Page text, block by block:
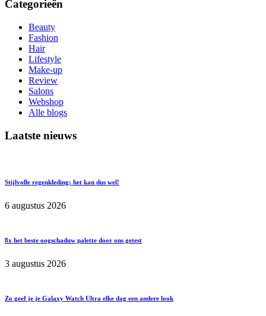
Categorieën
Beauty
Fashion
Hair
Lifestyle
Make-up
Review
Salons
Webshop
Alle blogs
Laatste nieuws
Stijlvolle regenkleding; het kan dus wel!
6 augustus 2026
8x het beste oogschaduw palette door ons getest
3 augustus 2026
Zo geef je je Galaxy Watch Ultra elke dag een andere look